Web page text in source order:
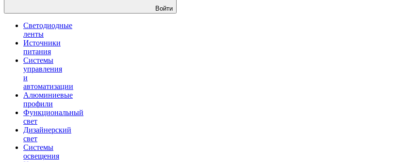
Войти
Светодиодные
ленты
Источники
питания
Системы
управления
и
автоматизации
Алюминиевые
профили
Функциональный
свет
Дизайнерский
свет
Системы
освещения